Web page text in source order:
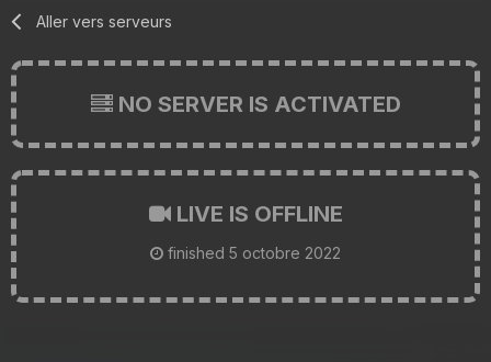
Aller vers serveurs
NO SERVER IS ACTIVATED
LIVE IS OFFLINE
finished 5 octobre 2022